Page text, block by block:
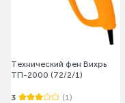
Технический фен Вихрь
ТП-2000 (72/2/1)
3 (1)